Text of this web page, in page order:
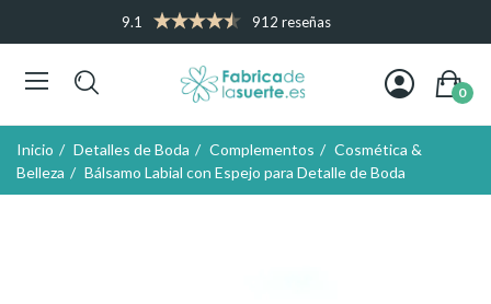
9.1 912 reseñas
0
Inicio Detalles de Boda Complementos
Cosmética &
Belleza
Bálsamo Labial con Espejo para Detalle de Boda